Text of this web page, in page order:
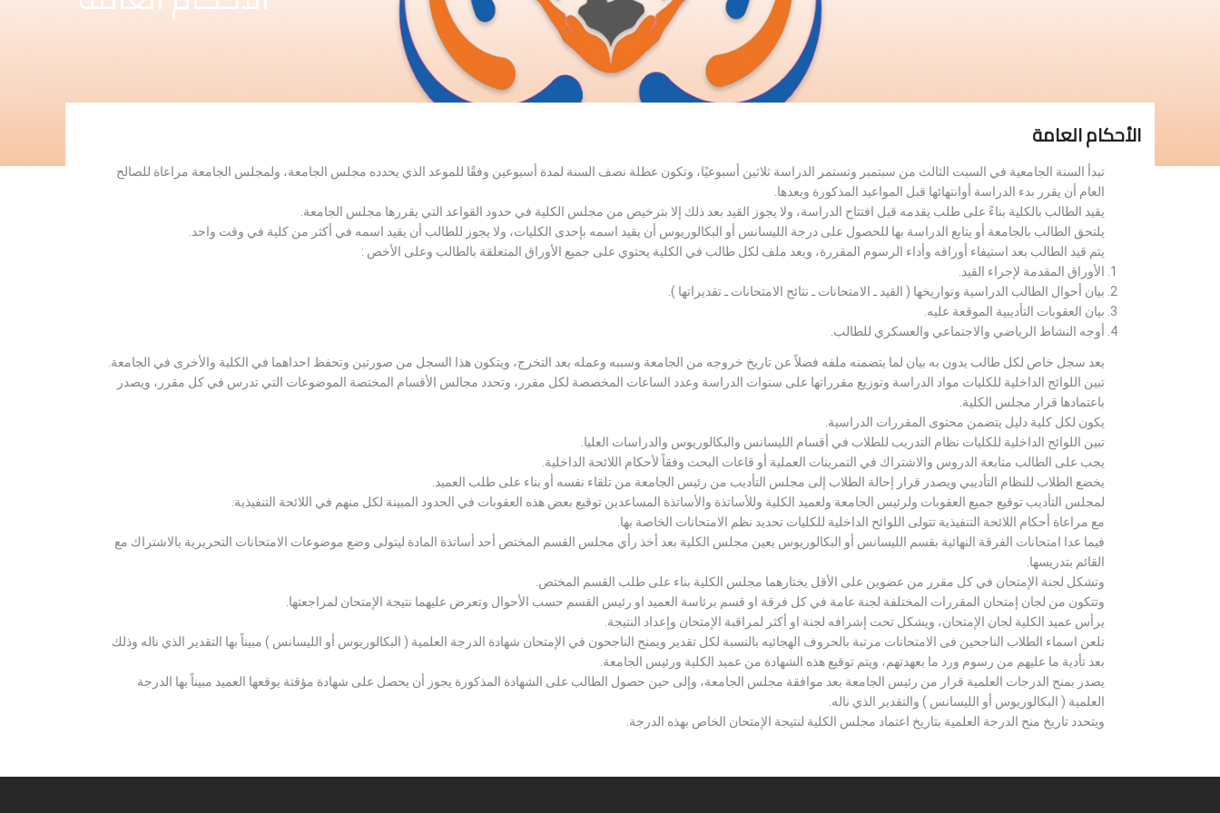
الأحكام العامة
تبدأ السنة الجامعية في السبت الثالث من سبتمبر وتستمر الدراسة ثلاثين أسبوعيًا، وتكون عطلة نصف السنة لمدة أسبوعين وفقًا للموعد الذي يحدده مجلس الجامعة، ولمجلس الجامعة مراعاة للصالح
العام أن يقرر بدء الدراسة أوانتهائها قبل المواعيد المذكورة وبعدها.
يقيد الطالب بالكلية بناءً على طلب يقدمه قبل افتتاح الدراسة، ولا يجوز القيد بعد ذلك إلا بترخيص من مجلس الكلية في حدود القواعد التي يقررها مجلس الجامعة.
يلتحق الطالب بالجامعة أو يتابع الدراسة بها للحصول على درجة الليسانس أو البكالوريوس أن يقيد اسمه بإحدى الكليات، ولا يجوز للطالب أن يقيد اسمه في أكثر من كلية في وقت واحد.
يتم قيد الطالب بعد استيفاء أوراقه وأداء الرسوم المقررة، ويعد ملف لكل طالب في الكلية يحتوي على جميع الأوراق المتعلقة بالطالب وعلى الأخص :
الأوراق المقدمة لإجراء القيد.
بيان أحوال الطالب الدراسية وتواريخها ( القيد ـ الامتحانات ـ نتائح الامتحانات ـ تقديراتها ).
بيان العقوبات التأديبية الموقعة عليه.
أوجه النشاط الرياضي والاجتماعي والعسكري للطالب.
يعد سجل خاص لكل طالب يدون به بيان لما يتضمنه ملفه فضلاً عن تاريخ خروجه من الجامعة وسببه وعمله بعد التخرج، ويتكون هذا السجل من صورتين وتحفظ احداهما في الكلية والأخرى في الجامعة.
تبين اللوائح الداخلية للكليات مواد الدراسة وتوزيع مقرراتها على سنوات الدراسة وعدد الساعات المخصصة لكل مقرر، وتحدد مجالس الأقسام المختصة الموضوعات التي تدرس في كل مقرر، ويصدر
باعتمادها قرار مجلس الكلية.
يكون لكل كلية دليل يتضمن محتوى المقررات الدراسية.
تبين اللوائح الداخلية للكليات نظام التدريب للطلاب في أقسام الليسانس والبكالوريوس والدراسات العليا.
يجب على الطالب متابعة الدروس والاشتراك في التمرينات العملية أو قاعات البحث وفقاً لأحكام اللائحة الداخلية.
يخضع الطلاب للنظام التأديبي ويصدر قرار إحالة الطلاب إلى مجلس التأديب من رئيس الجامعة من تلقاء نفسه أو بناء على طلب العميد.
لمجلس التأديب توقيع جميع العقوبات ولرئيس الجامعة ولعميد الكلية وللأساتذة والأساتذة المساعدين توقيع بعض هذه العقوبات في الحدود المبينة لكل منهم في اللائحة التنفيذية.
مع مراعاة أحكام اللائحة التنفيذية تتولى اللوائح الداخلية للكليات تحديد نظم الامتحانات الخاصة بها.
فيما عدا امتحانات الفرقة النهائية بقسم الليسانس أو البكالوريوس يعين مجلس الكلية بعد أخذ رأي مجلس القسم المختص أحد أساتذة المادة ليتولى وضع موضوعات الامتحانات التحريرية بالاشتراك مع
القائم بتدريسها.
وتشكل لجنة الإمتحان في كل مقرر من عضوين على الأقل يختارهما مجلس الكلية بناء على طلب القسم المختص.
وتتكون من لجان إمتحان المقررات المختلفة لجنة عامة في كل فرقة او قسم برئاسة العميد او رئيس القسم حسب الأحوال وتعرض عليهما نتيجة الإمتحان لمراجعتها.
يرأس عميد الكلية لجان الإمتحان، ويشكل تحت إشرافه لجنة او أكثر لمراقبة الإمتحان وإعداد النتيجة.
تلعن اسماء الطلاب الناجحين فى الامتحانات مرتبة بالحروف الهجائيه بالنسبة لكل تقدير ويمنح الناجحون في الإمتحان شهادة الدرجة العلمية ( البكالوريوس أو الليسانس ) مبيناً بها التقدير الذي ناله وذلك
بعد تأدية ما عليهم من رسوم ورد ما بعهدتهم، ويتم توقيع هذه الشهادة من عميد الكلية ورئيس الجامعة.
يصدر بمنح الدرجات العلمية قرار من رئيس الجامعة بعد موافقة مجلس الجامعة، وإلى حين حصول الطالب على الشهادة المذكورة يجوز أن يحصل على شهادة مؤقتة يوقعها العميد مبيناً بها الدرجة
العلمية ( البكالوريوس أو الليسانس ) والتقدير الذي ناله.
ويتحدد تاريخ منح الدرجة العلمية بتاريخ اعتماد مجلس الكلية لنتيجة الإمتحان الخاص بهذه الدرجة.